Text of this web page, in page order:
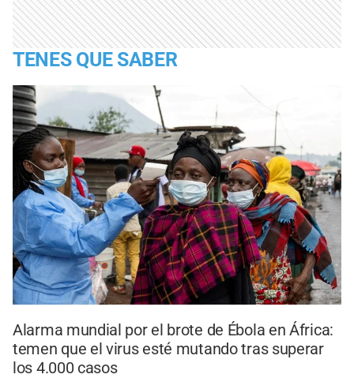
TENES QUE SABER
Alarma mundial por el brote de Ébola en África:
temen que el virus esté mutando tras superar
los 4.000 casos